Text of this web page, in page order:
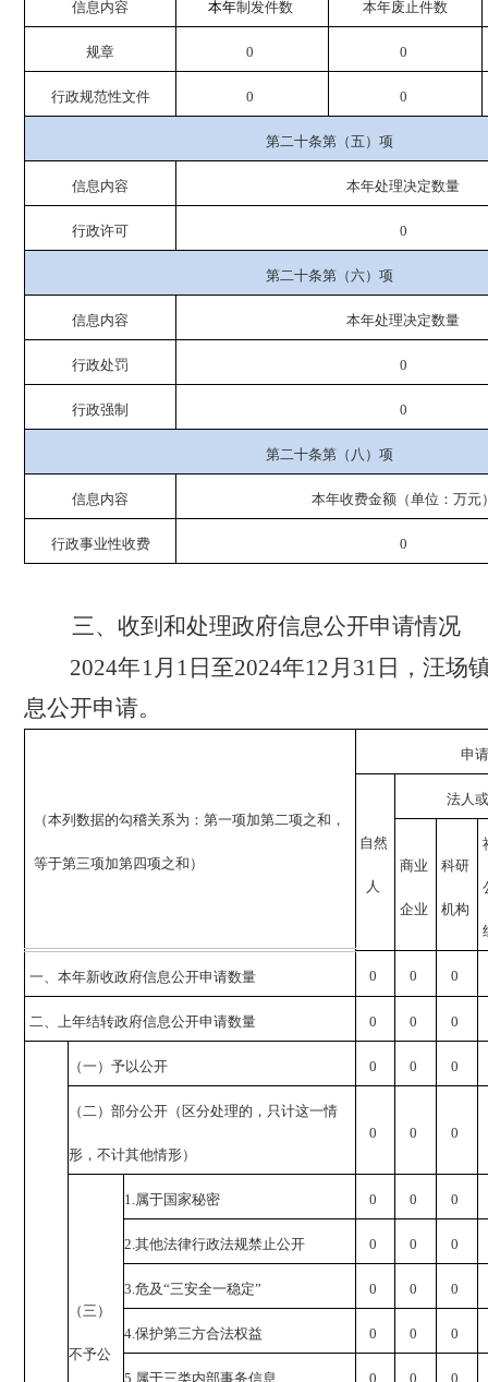
信息内容 本年制发件数 本年废止件数
规章 0 0
行政规范性文件 0 0
第二十条第（五）项
信息内容 本年处理决定数量
行政许可 0
第二十条第（六）项
信息内容 本年处理决定数量
行政处罚 0
行政强制 0
第二十条第（八）项
信息内容 本年收费金额（单位：万元
行政事业性收费 0
三、收到和处理政府信息公开申请情况
2024年1月 1 日至2024年12 月 31 日，汪场
息公开申请。
（本列数据的勾稽关系为：第一项加第二项之和，
等于第三项加第四项之和）
申
自然
人
法人
商业
企业
科研
机构
一、本年新收政府信息公开申请数量 0 0 0
二、上年结转政府信息公开申请数量 0 0 0
（一）予以公开 0 0 0
（二）部分公开（区分处理的，只计这一情
形，不计其他情形）
0 0 0
（三）
不予公
1.属于国家秘密 0 0 0
2.其他法律行政法规禁止公开 0 0 0
3.危及“三安全一稳定” 0 0 0
4.保护第三方合法权益 0 0 0
5.属于三类内部事务信息 0 0 0